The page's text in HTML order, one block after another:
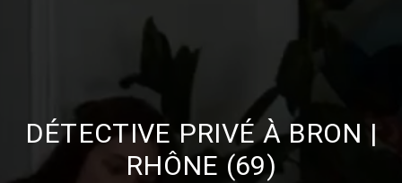
DÉTECTIVE PRIVÉ À BRON |
RHÔNE (69)